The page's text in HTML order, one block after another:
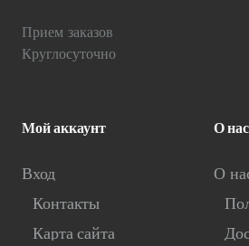
Прием заказов
Круглосуточно
Мой аккаунт
Вход
Контакты
Карта сайта
О нас
О